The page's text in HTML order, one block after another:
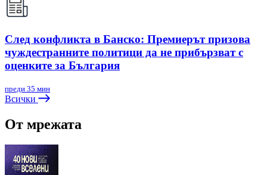
След конфликта в Банско: Премиерът призова
чуждестранните политици да не прибързват с
оценките за България
преди 35 мин
Всички
От мрежата